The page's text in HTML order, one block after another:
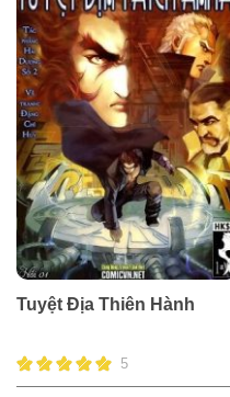
Tuyệt Địa Thiên Hành
5